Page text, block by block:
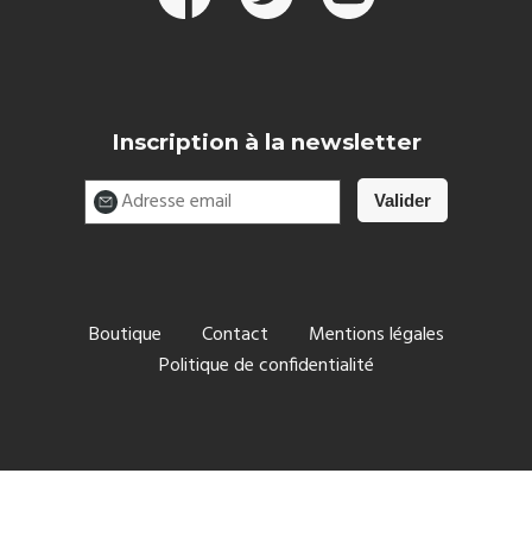
Inscription à la newsletter
Boutique Contact
Mentions légales
Politique de confidentialité